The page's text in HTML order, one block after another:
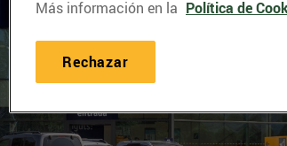
Más información en la Política de
Rechazar